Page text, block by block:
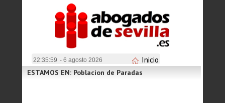
22:35:59 - 6 agosto 2026 Inicio
ESTAMOS EN: Poblacion de Paradas